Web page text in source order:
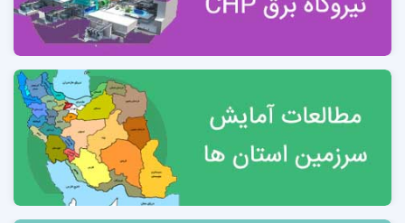
3-4 توانمندی های بخش صنعت و معدن 16
3-6 انرژی 17
ارتباطات و IT
3-7 آمار مجوزهای صنعتی استان یزد 20